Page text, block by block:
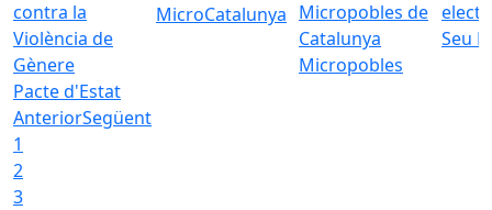
Pacte d'Estat
MicroCatalunya
Micropobles
Seu
AnteriorSegüent
1
2
3